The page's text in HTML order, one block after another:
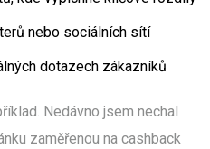
nebo sociálních sítí
dotazech zákazníků
Nedávno jsem nechal
zaměřenou na cashback